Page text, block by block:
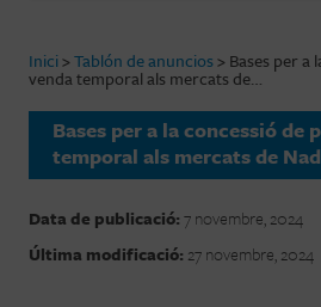
Inici>Tablón de anuncios>Bases per a
venda temporal als mercats de…
Bases per a la concessió de
temporal als mercats de
Data de publicació:7 novembre, 2024
Última modificació: 27 novembre, 2024